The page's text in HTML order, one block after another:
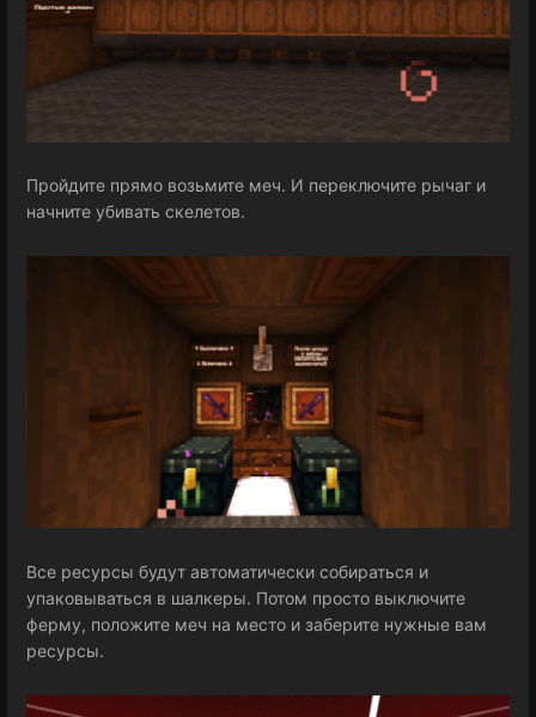
Пройдите прямо возьмите меч. И переключите рычаг и
начните убивать скелетов.
Все ресурсы будут автоматически собираться и
упаковываться в шалкеры. Потом просто выключите
ферму, положите меч на место и заберите нужные вам
ресурсы.